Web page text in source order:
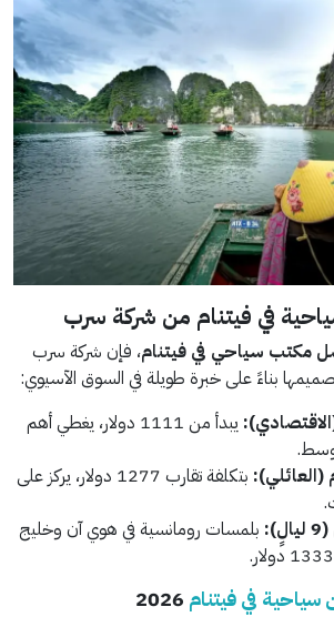
في فيتنام من شركة سرب
مكتب سياحي في فيتنام، فإن شركة سرب
بناءً على خبرة طويلة في السوق الآسيوي:
يبدأ من 1111 دولار، يغطي أهم
بتكلفة تقارب 1277 دولار، يركز على
بلمسات رومانسية في هوي آن وخليج
سياحية في فيتنام